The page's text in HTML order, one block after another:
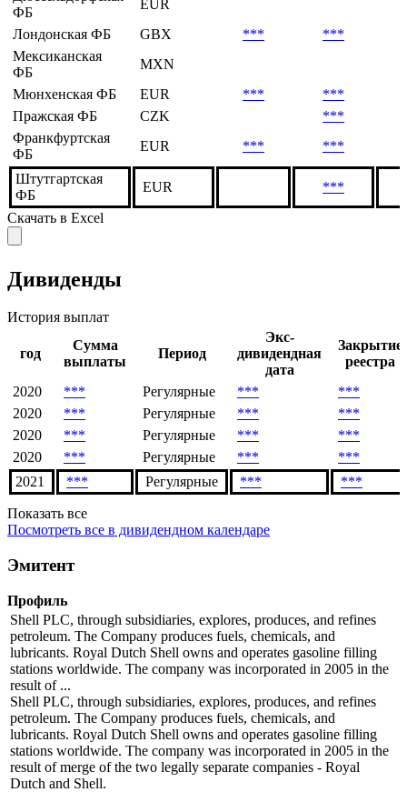
ФБ
EUR
Лондонская ФБ
GBX *** ***
Мексиканская
ФБ
MXN
Мюнхенская ФБ
EUR *** ***
Пражская ФБ
CZK ***
Франкфуртская
ФБ
EUR *** ***
Штутгартская
ФБ
EUR ***
Скачать в Excel
Дивиденды
История выплат
год
Сумма
выплаты
Период
Экс-
дивидендная
дата
Закрытие
реестра
2020
*** Регулярные ***
***
2020
*** Регулярные ***
***
2020
*** Регулярные ***
***
2020
*** Регулярные ***
***
2021
*** Регулярные *** ***
Показать все
Посмотреть все в дивидендном календаре
Эмитент
Профиль
Shell PLC, through subsidiaries, explores, produces, and refines
petroleum. The Company produces fuels, chemicals, and
lubricants. Royal Dutch Shell owns and operates gasoline filling
stations worldwide. The company was incorporated in 2005 in the
result of ...
Shell PLC, through subsidiaries, explores, produces, and refines
petroleum. The Company produces fuels, chemicals, and
lubricants. Royal Dutch Shell owns and operates gasoline filling
stations worldwide. The company was incorporated in 2005 in the
result of merge of the two legally separate companies - Royal
Dutch and Shell.